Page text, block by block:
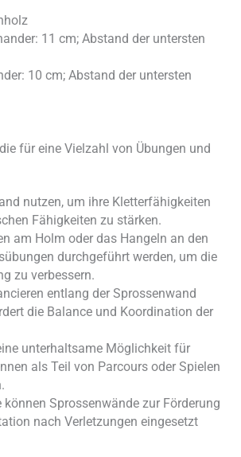
11 cm; Abstand der untersten
10 cm; Abstand der untersten
für eine Vielzahl von Übungen und
nutzen, um ihre Kletterfähigkeiten
Fähigkeiten zu stärken.
am Holm oder das Hangeln an den
durchgeführt werden, um die
zu verbessern.
entlang der Sprossenwand
die Balance und Koordination der
unterhaltsame Möglichkeit für
als Teil von Parcours oder Spielen
Sprossenwände zur Förderung
nach Verletzungen eingesetzt